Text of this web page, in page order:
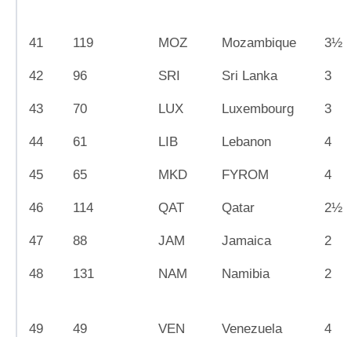
41 119 MOZ Mozambique 3½
42 96 SRI Sri Lanka 3
43 70 LUX Luxembourg 3
44 61 LIB Lebanon 4
45 65 MKD FYROM 4
46 114 QAT Qatar 2½
47 88 JAM Jamaica 2
48 131 NAM Namibia 2
49 49 VEN Venezuela 4